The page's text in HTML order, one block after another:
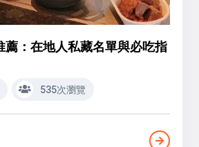
薦：在地人私藏名單與必吃指
535次瀏覽